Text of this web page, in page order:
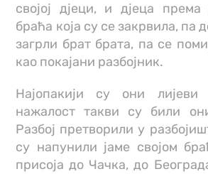
својој дјеци, и дјеца
браћа која су се закрвила, па
загрли брат брата, па се
као покајани разбојник.
Најопакији су они лијеви
нажалост такви су били
Разбој претворили у
су напунили јаме својом
присоја до Чачка, до